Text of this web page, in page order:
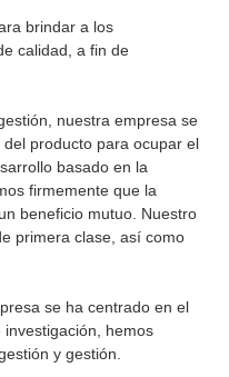
brindar a los
calidad, a fin de
nuestra empresa se
producto para ocupar el
basado en la
firmemente que la
beneficio mutuo. Nuestro
primera clase, así como
se ha centrado en el
hemos
y gestión.